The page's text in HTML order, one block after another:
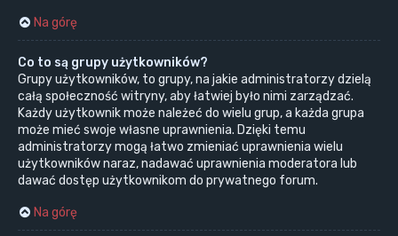
Na górę
Co to są grupy użytkowników?
Grupy użytkowników, to grupy, na jakie administratorzy dzielą
całą społeczność witryny, aby łatwiej było nimi zarządzać.
Każdy użytkownik może należeć do wielu grup, a każda grupa
może mieć swoje własne uprawnienia. Dzięki temu
administratorzy mogą łatwo zmieniać uprawnienia wielu
użytkowników naraz, nadawać uprawnienia moderatora lub
dawać dostęp użytkownikom do prywatnego forum.
Na górę